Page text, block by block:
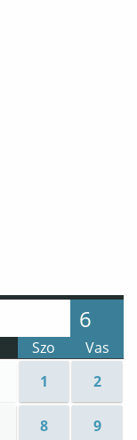
6
Szo
Vas
1 2
8 9